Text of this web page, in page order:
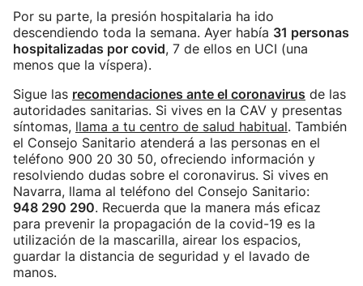
Por su parte, la presión hospitalaria ha ido
descendiendo toda la semana. Ayer había 31 personas
hospitalizadas por covid, 7 de ellos en UCI (una
menos que la víspera).
Sigue las recomendaciones ante el coronavirus de las
autoridades sanitarias. Si vives en la CAV y presentas
síntomas, llama a tu centro de salud habitual. También
el Consejo Sanitario atenderá a las personas en el
teléfono 900 20 30 50, ofreciendo información y
resolviendo dudas sobre el coronavirus. Si vives en
Navarra, llama al teléfono del Consejo Sanitario:
948 290 290. Recuerda que la manera más eficaz
para prevenir la propagación de la covid-19 es la
utilización de la mascarilla, airear los espacios,
guardar la distancia de seguridad y el lavado de
manos.